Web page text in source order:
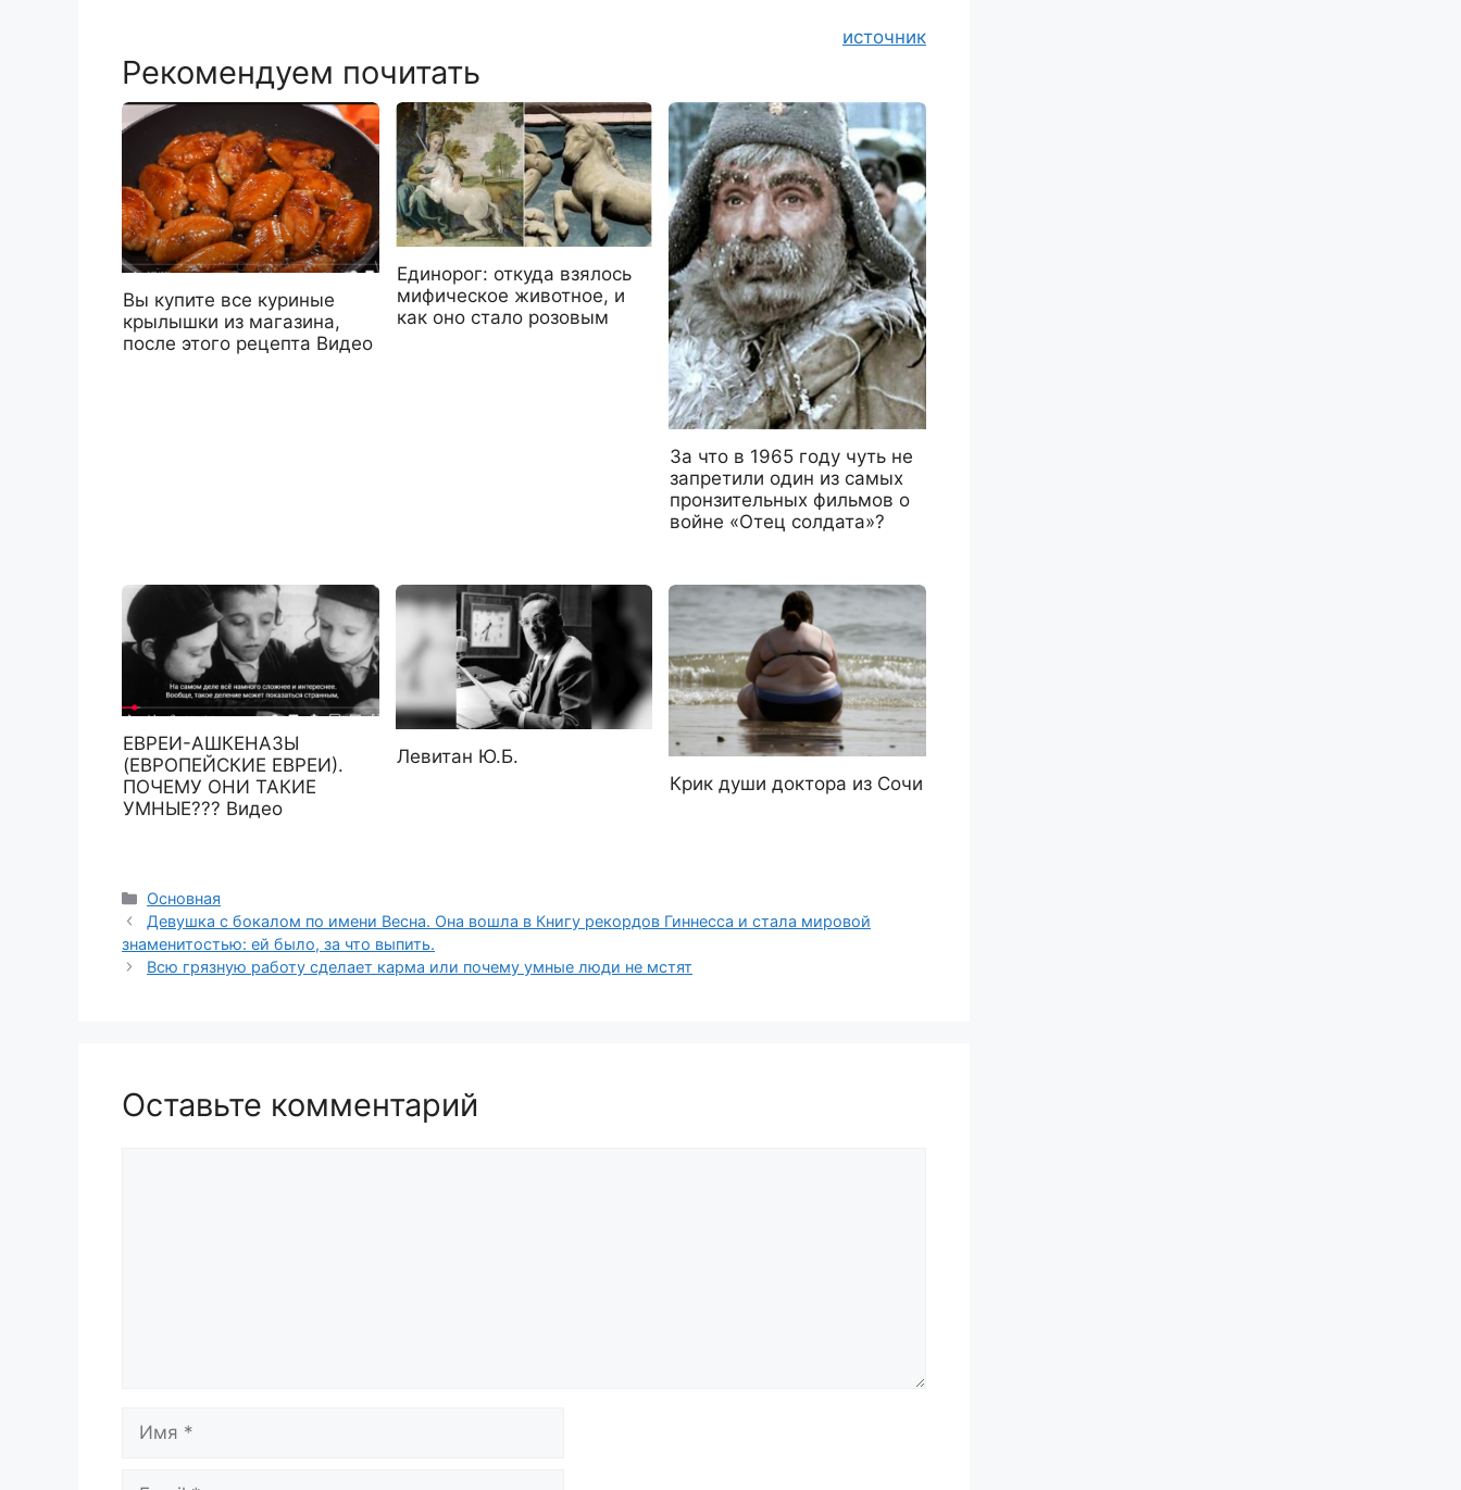
источник
Рекомендуем почитать
Вы купите все куриные
крылышки из магазина,
после этого рецепта Видео
Единорог: откуда взялось
мифическое животное, и
как оно стало розовым
За что в 1965 году чуть не
запретили один из самых
пронзительных фильмов о
войне «Отец солдата»?
ЕВРЕИ-АШКЕНАЗЫ
(ЕВРОПЕЙСКИЕ ЕВРЕИ).
ПОЧЕМУ ОНИ ТАКИЕ
УМНЫЕ??? Видео
Левитан Ю.Б.
Крик души доктора из Сочи
Рубрики
Основная
Девушка с бокалом по имени Весна. Она вошла в Книгу рекордов Гиннесса и стала мировой
знаменитостью: ей было, за что выпить.
Всю грязную работу сделает карма или почему умные люди не мстят
Оставьте комментарий
Имя
Email